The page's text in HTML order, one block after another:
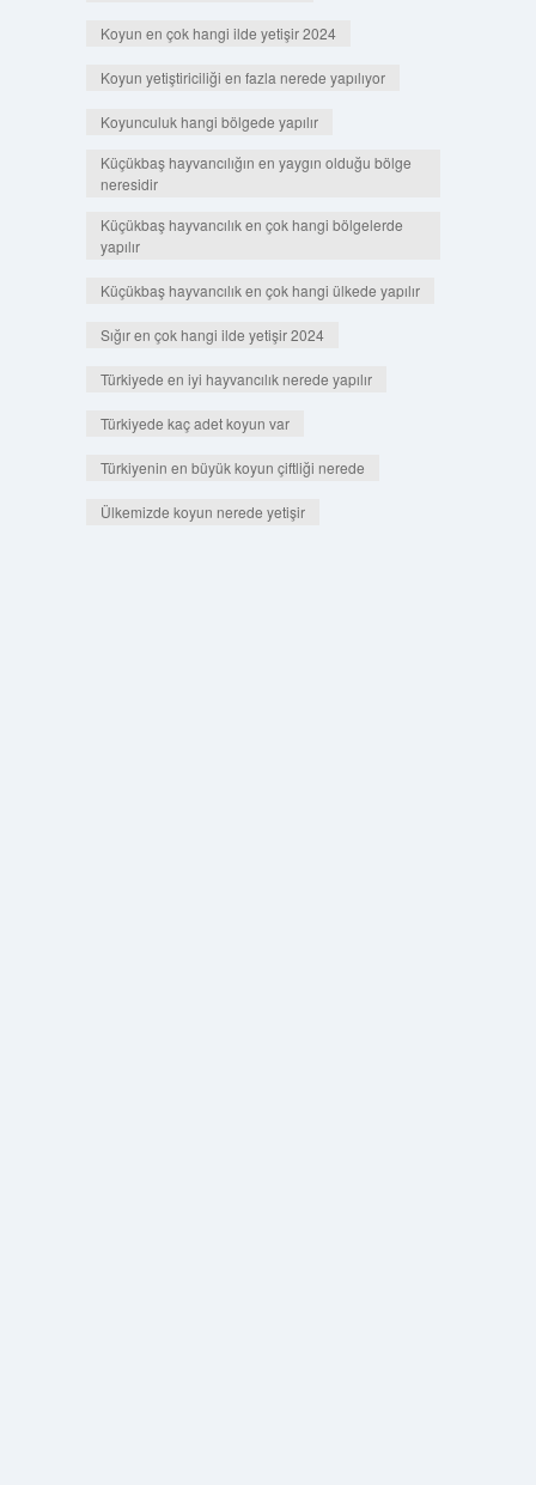
Koyun en çok hangi ilde yetişir 2024
Koyun yetiştiriciliği en fazla nerede yapılıyor
Koyunculuk hangi bölgede yapılır
Küçükbaş hayvancılığın en yaygın olduğu bölge
neresidir
Küçükbaş hayvancılık en çok hangi bölgelerde
yapılır
Küçükbaş hayvancılık en çok hangi ülkede yapılır
Sığır en çok hangi ilde yetişir 2024
Türkiyede en iyi hayvancılık nerede yapılır
Türkiyede kaç adet koyun var
Türkiyenin en büyük koyun çiftliği nerede
Ülkemizde koyun nerede yetişir